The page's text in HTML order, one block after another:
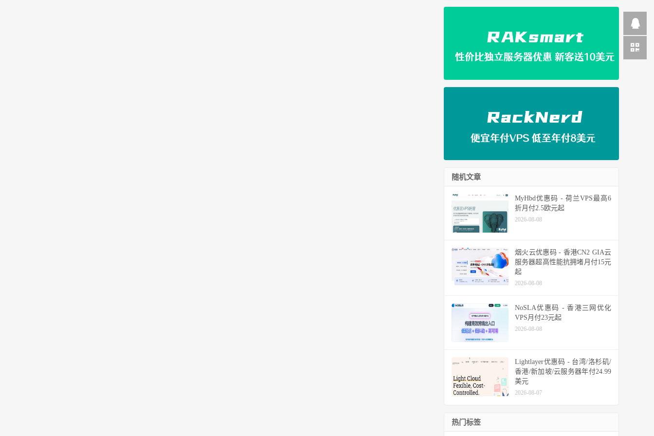
随机文章
MyHbd优惠码 - 荷兰VPS最高6
折月付2.5欧元起
2026-08-08
烟火云优惠码 - 香港CN2 GIA云
服务器超高性能抗拥堵月付15元
起
2026-08-08
NoSLA优惠码 - 香港三网优化
VPS月付23元起
2026-08-08
Lightlayer优惠码 - 台湾/洛杉矶/
香港/新加坡/云服务器年付24.99
美元
2026-08-07
热门标签